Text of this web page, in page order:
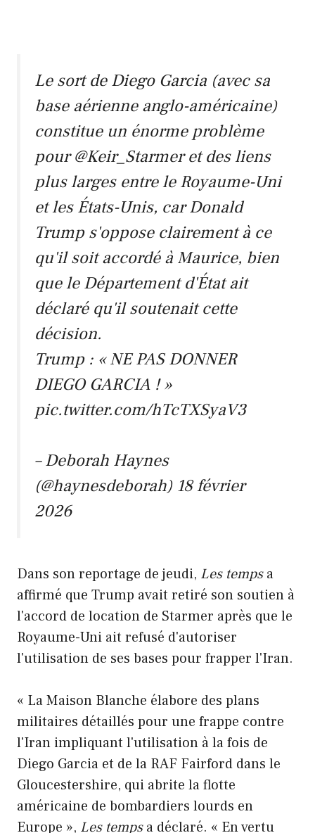
Le sort de Diego Garcia (avec sa
base aérienne anglo-américaine)
constitue un énorme problème
pour@Keir_Starmeret des liens
plus larges entre le Royaume-Uni
et les États-Unis, car Donald
Trump s'oppose clairement à ce
qu'il soit accordé à Maurice, bien
que le Département d'État ait
déclaré qu'il soutenait cette
décision.
Trump : « NE PAS DONNER
DIEGO GARCIA ! »
pic.twitter.com/hTcTXSyaV3
– Deborah Haynes
(@haynesdeborah) 18 février
2026
Dans son reportage de jeudi, Les tempsa
affirmé que Trump avait retiré son soutien à
l'accord de location de Starmer après que le
Royaume-Uni ait refusé d'autoriser
l'utilisation de ses bases pour frapper l'Iran.
« La Maison Blanche élabore des plans
militaires détaillés pour une frappe contre
l'Iran impliquant l'utilisation à la fois de
Diego Garcia et de la RAF Fairford dans le
Gloucestershire, qui abrite la flotte
américaine de bombardiers lourds en
Europe », Les tempsa déclaré. « En vertu